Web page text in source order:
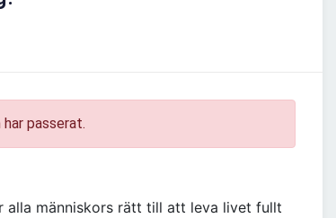
passerat.
alla människors rätt till att leva livet fullt